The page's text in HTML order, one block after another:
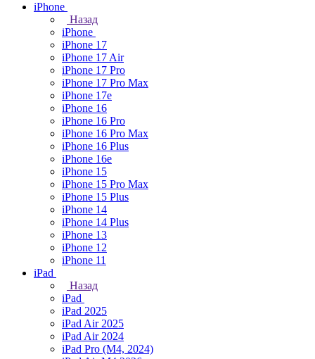
iPhone
Назад
iPhone
iPhone 17
iPhone 17 Air
iPhone 17 Pro
iPhone 17 Pro Max
iPhone 17e
iPhone 16
iPhone 16 Pro
iPhone 16 Pro Max
iPhone 16 Plus
iPhone 16e
iPhone 15
iPhone 15 Pro Max
iPhone 15 Plus
iPhone 14
iPhone 14 Plus
iPhone 13
iPhone 12
iPhone 11
iPad
Назад
iPad
iPad 2025
iPad Air 2025
iPad Air 2024
iPad Pro (M4, 2024)